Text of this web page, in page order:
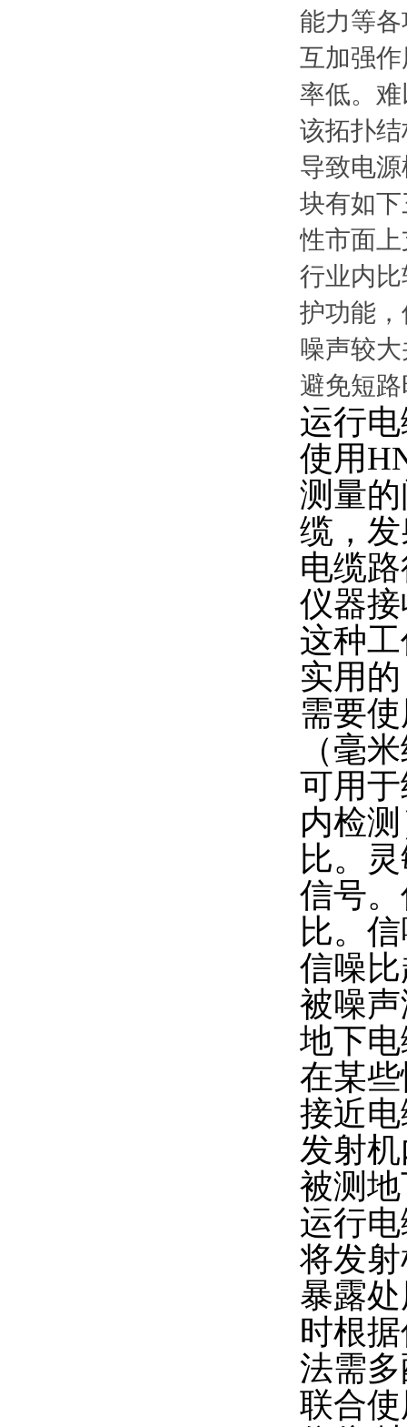
能力等
互加强
率低。
该拓扑
导致电
块有如
性市面
行业内
护功能
噪声较
避免短
运行
使用
测量
缆，
电缆
仪器
这种
实用
需要
（毫
可用
内检
比。
信号
比。
信噪
被噪
地下
在某
接近
发射
被测
运行
将发
暴露
时根
法需
联合